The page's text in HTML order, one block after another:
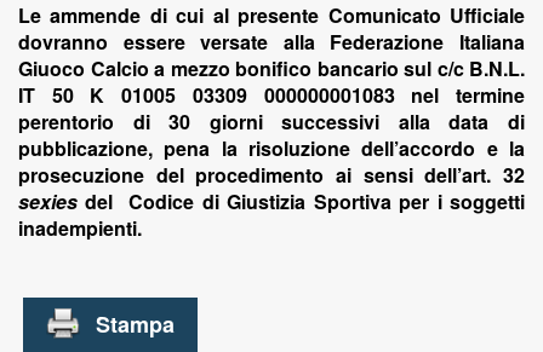
Le ammende di cui al presente Comunicato Ufficiale
dovranno essere versate alla Federazione Italiana
Giuoco Calcio a mezzo bonifico bancario sul c/c B.N.L.
IT 50 K 01005 03309 000000001083 nel termine
perentorio di 30 giorni successivi alla data di
pubblicazione, pena la risoluzione dell’accordo e la
prosecuzione del procedimento ai sensi dell’art. 32
sexiesdel Codice di Giustizia Sportiva per i soggetti
inadempienti.